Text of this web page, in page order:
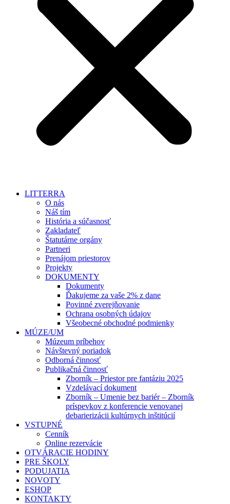
LITTERRA
O nás
Náš tím
História a súčasnosť
Zakladateľ
Štatutárne orgány
Partneri
Prenájom priestorov
Projekty
DOKUMENTY
Dokumenty
Ďakujeme za vaše 2% z dane
Povinné zverejňovanie
Ochrana osobných údajov
Všeobecné obchodné podmienky
MÚZE/UM
Múzeum príbehov
Návštevný poriadok
Odborná činnosť
Publikačná činnosť
Zborník – Priestor pre fantáziu 2025
Vzdelávací dokument
Zborník – Umenie bez bariér – Zborník
príspevkov z konferencie venovanej
debarierizácii kultúrnych inštitúcií
VSTUPNÉ
Cenník
Online rezervácie
OTVÁRACIE HODINY
PRE ŠKOLY
PODUJATIA
NOVOTY
ESHOP
KONTAKTY